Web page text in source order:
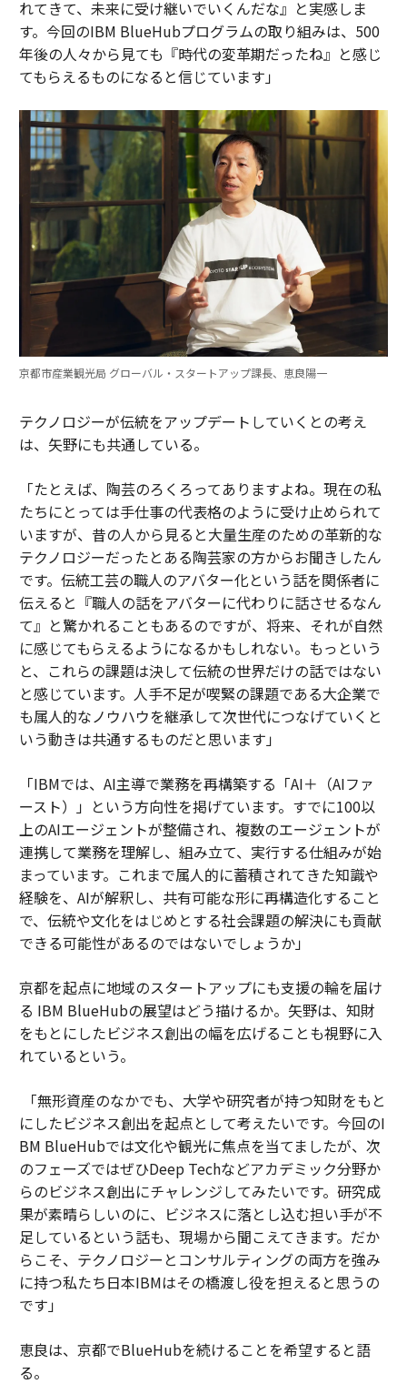
れてきて、未来に受け継いでいくんだな』と実感しま
す。今回のIBM BlueHubプログラムの取り組みは、500
年後の人々から見ても『時代の変革期だったね』と感じ
てもらえるものになると信じています」
京都市産業観光局 グローバル・スタートアップ課長、恵良陽一
テクノロジーが伝統をアップデートしていくとの考え
は、矢野にも共通している。
「たとえば、陶芸のろくろってありますよね。現在の私
たちにとっては手仕事の代表格のように受け止められて
いますが、昔の人から見ると大量生産のための革新的な
テクノロジーだったとある陶芸家の方からお聞きしたん
です。伝統工芸の職人のアバター化という話を関係者に
伝えると『職人の話をアバターに代わりに話させるなん
て』と驚かれることもあるのですが、将来、それが自然
に感じてもらえるようになるかもしれない。もっという
と、これらの課題は決して伝統の世界だけの話ではない
と感じています。人手不足が喫緊の課題である大企業で
も属人的なノウハウを継承して次世代につなげていくと
いう動きは共通するものだと思います」
「IBMでは、AI主導で業務を再構築する「AI＋（AIファ
ースト）」という方向性を掲げています。すでに100以
上のAIエージェントが整備され、複数のエージェントが
連携して業務を理解し、組み立て、実行する仕組みが始
まっています。これまで属人的に蓄積されてきた知識や
経験を、AIが解釈し、共有可能な形に再構造化すること
で、伝統や文化をはじめとする社会課題の解決にも貢献
できる可能性があるのではないでしょうか」
京都を起点に地域のスタートアップにも支援の輪を届け
る IBM BlueHubの展望はどう描けるか。矢野は、知財
をもとにしたビジネス創出の幅を広げることも視野に入
れているという。
「無形資産のなかでも、大学や研究者が持つ知財をもと
にしたビジネス創出を起点として考えたいです。今回のI
BM BlueHubでは文化や観光に焦点を当てましたが、次
のフェーズではぜひDeep Techなどアカデミック分野か
らのビジネス創出にチャレンジしてみたいです。研究成
果が素晴らしいのに、ビジネスに落とし込む担い手が不
足しているという話も、現場から聞こえてきます。だか
らこそ、テクノロジーとコンサルティングの両方を強み
に持つ私たち日本IBMはその橋渡し役を担えると思うの
です」
恵良は、京都でBlueHubを続けることを希望すると語
る。